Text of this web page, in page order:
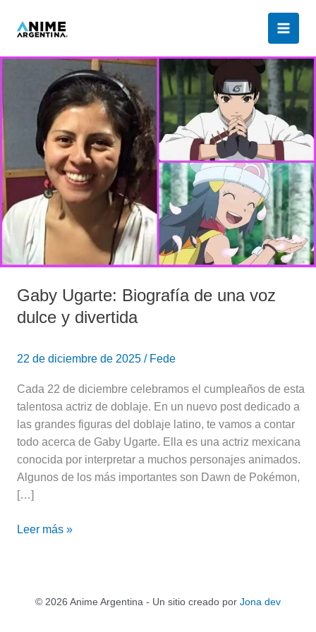
Gaby Ugarte: Biografía de una voz
dulce y divertida
22 de diciembre de 2025 / Fede
Cada 22 de diciembre celebramos el cumpleaños de esta
talentosa actriz de doblaje. En un nuevo post dedicado a
las grandes figuras del doblaje latino, te vamos a contar
todo acerca de Gaby Ugarte. Ella es una actriz mexicana
conocida por interpretar a muchos personajes animados.
Algunos de los más importantes son Dawn de Pokémon,
[…]
Ugarte:
Biografía
dulce
divertida
Leer más »
© 2026 Anime Argentina - Un sitio creado por Jona dev